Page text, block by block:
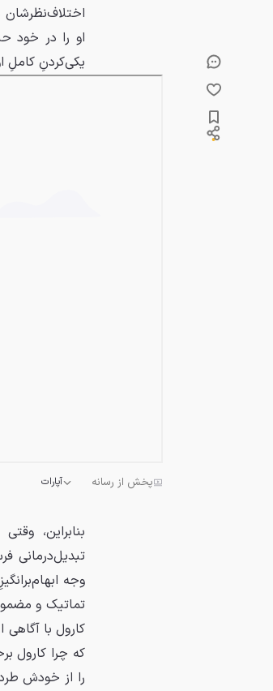
او را در خود
یکی‌کردنِ کاملِ
پخش از رسانه آپارات
بنابراین،
تبدیل‌درمانی
وجه
تماتیک و
کارول با
که چرا کارول
را از خودش